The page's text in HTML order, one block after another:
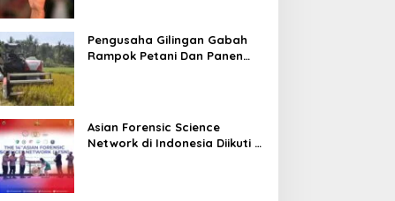
Pengusaha Gilingan Gabah
Rampok Petani Dan Panen
Asian Forensic Science
Network di Indonesia Diikuti 17